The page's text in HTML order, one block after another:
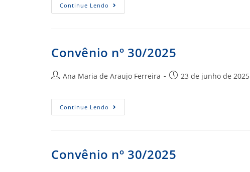
Continue Lendo Convênio
Nº
Convênio nº 30/2025
Autor
post:
Ana Maria de Araujo Ferreira
Post23 de junho de 2025
Continue Lendo Convênio
Nº
Convênio nº 30/2025